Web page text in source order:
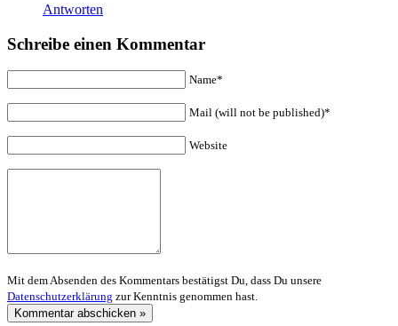
Antworten
Schreibe einen Kommentar
Name*
Mail (will not be published)*
Website
Mit dem Absenden des Kommentars bestätigst Du, dass Du unsere
Datenschutzerklärung zur Kenntnis genommen hast.